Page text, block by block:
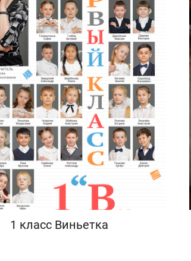
1 класс Виньетка